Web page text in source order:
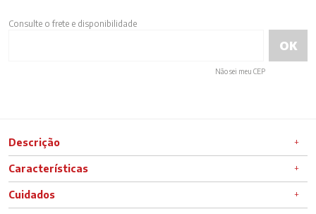
Consulte o frete e disponibilidade
Não sei meu CEP
Descrição
Características
Cuidados